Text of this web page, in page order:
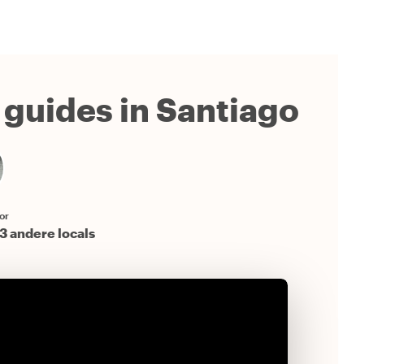
in Santiago
andere locals